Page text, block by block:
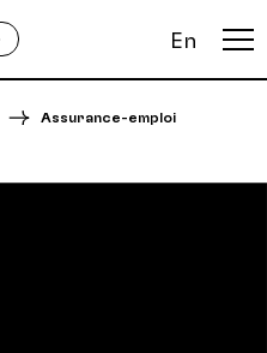
En
Assurance-emploi